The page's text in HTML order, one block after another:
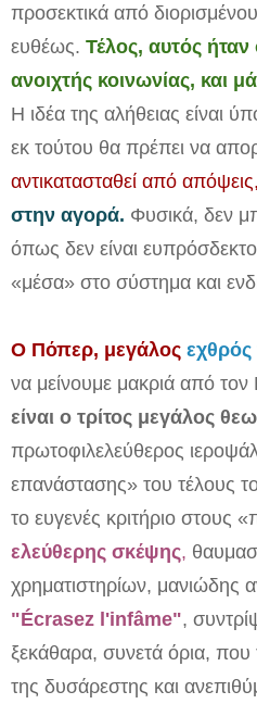
προσεκτικά από
ευθέως. Τέλος, αυτός
ανοιχτής κοινωνίας, και
Η ιδέα της αλήθειας είναι
εκ τούτου θα πρέπει να
αντικατασταθεί από απόψεις,
στην αγορά. Φυσικά, δεν
όπως δεν είναι
«μέσα» στο σύστημα και
Ο Πόπερ, μεγάλος
να μείνουμε μακριά από
είναι ο τρίτος μεγάλος
πρωτοφιλελεύθερος
επανάστασης» του τέλους
το ευγενές κριτήριο στους
ελεύθερης σκέψης,
χρηματιστηρίων, μανιώδης
"Écrasez l'infâme",
ξεκάθαρα, συνετά όρια,
της δυσάρεστης και